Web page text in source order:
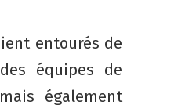
entourés de
équipes de
également